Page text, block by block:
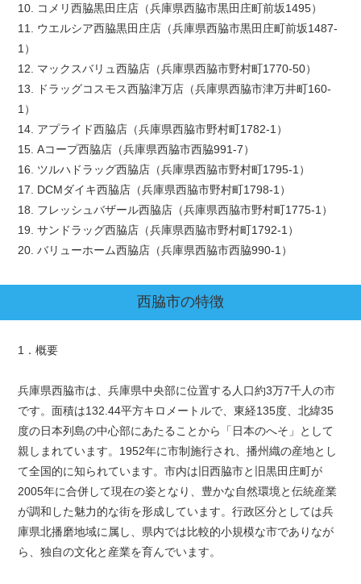
10. コメリ西脇黒田庄店（兵庫県西脇市黒田庄町前坂1495）
11. ウエルシア西脇黒田庄店（兵庫県西脇市黒田庄町前坂1487-
1）
12. マックスバリュ西脇店（兵庫県西脇市野村町1770-50）
13. ドラッグコスモス西脇津万店（兵庫県西脇市津万井町160-
1）
14. アプライド西脇店（兵庫県西脇市野村町1782-1）
15. Aコープ西脇店（兵庫県西脇市西脇991-7）
16. ツルハドラッグ西脇店（兵庫県西脇市野村町1795-1）
17. DCMダイキ西脇店（兵庫県西脇市野村町1798-1）
18. フレッシュバザール西脇店（兵庫県西脇市野村町1775-1）
19. サンドラッグ西脇店（兵庫県西脇市野村町1792-1）
20. バリューホーム西脇店（兵庫県西脇市西脇990-1）
西脇市の特徴
1．概要
兵庫県西脇市は、兵庫県中央部に位置する人口約3万7千人の市
です。面積は132.44平方キロメートルで、東経135度、北緯35
度の日本列島の中心部にあたることから「日本のへそ」として
親しまれています。1952年に市制施行され、播州織の産地とし
て全国的に知られています。市内は旧西脇市と旧黒田庄町が
2005年に合併して現在の姿となり、豊かな自然環境と伝統産業
が調和した魅力的な街を形成しています。行政区分としては兵
庫県北播磨地域に属し、県内では比較的小規模な市でありなが
ら、独自の文化と産業を育んでいます。